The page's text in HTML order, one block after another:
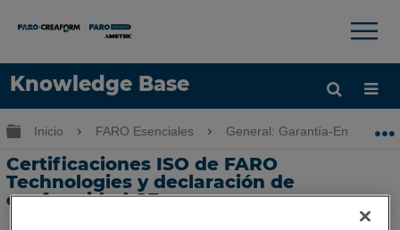
Knowledge Base
Idioma
×
Expandir/contraer jerarquía global
Inicio FARO Esenciales General: Garantía-
Certificaciones ISO de FARO
Technologies y declaración de
conformidad CE